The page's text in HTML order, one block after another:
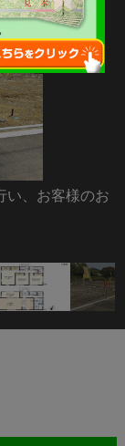
い、お客様のお